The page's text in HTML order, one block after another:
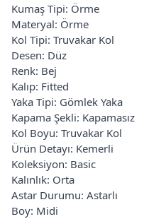
Kumaş Tipi: Örme
Materyal: Örme
Kol Tipi: Truvakar Kol
Desen: Düz
Renk: Bej
Kalıp: Fitted
Yaka Tipi: Gömlek Yaka
Kapama Şekli: Kapamasız
Kol Boyu: Truvakar Kol
Ürün Detayı: Kemerli
Koleksiyon: Basic
Kalınlık: Orta
Astar Durumu: Astarlı
Boy: Midi